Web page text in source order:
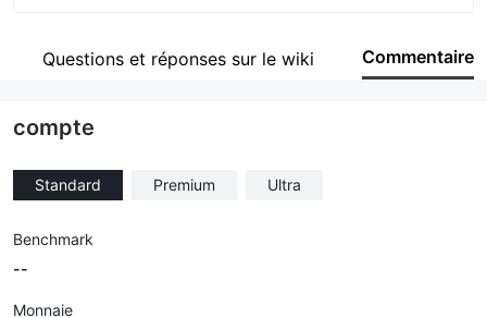
Questions et réponses sur le wiki Commentaire
compte
Standard Premium Ultra
Benchmark
--
Monnaie